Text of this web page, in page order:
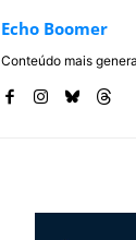
Echo Boomer
Conteúdo mais